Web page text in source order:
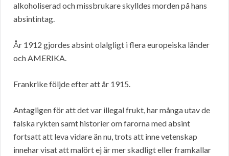
alkoholiserad och missbrukare skylldes morden på hans
absintintag.
År 1912 gjordes absint olalgligt i flera europeiska länder
och AMERIKA.
Frankrike följde efter att år 1915.
Antagligen för att det var illegal frukt, har många utav de
falska rykten samt historier om farorna med absint
fortsatt att leva vidare än nu, trots att inne vetenskap
innehar visat att malört ej är mer skadligt eller framkallar